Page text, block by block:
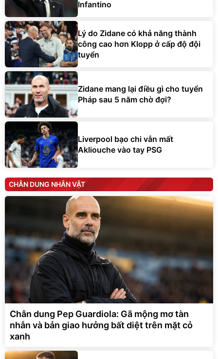
Infantino
Lý do Zidane có khả năng thành
công cao hơn Klopp ở cấp độ đội
tuyển
Zidane mang lại điều gì cho tuyển
Pháp sau 5 năm chờ đợi?
Liverpool bạo chi vẫn mất
Akliouche vào tay PSG
CHÂN DUNG NHÂN VẬT
Chân dung Pep Guardiola: Gã mộng mơ tàn
nhẫn và bản giao hưởng bất diệt trên mặt cỏ
xanh